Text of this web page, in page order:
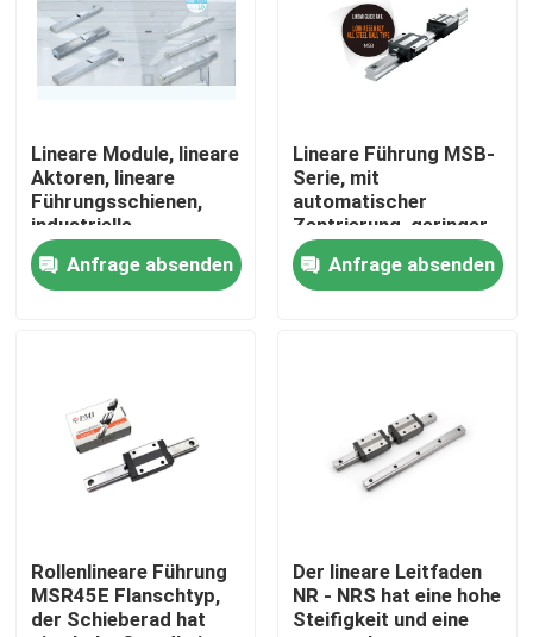
Produkte
Fabrik Tour
Qualitätskontrolle
Nachrichten
Bürodrucker
Ballschraubgetriebe
Lineare Module, lineare
Aktoren, lineare
Führungsschienen,
industrielle
Automatisierung
Anfrage absenden
Lineare Führung MSB-
Serie, mit
automatischer
Zentrierung, geringer
Geräuschbelastung
und austauschbaren
Eigenschaften.
Anfrage absenden
Rollenlineare Führung
MSR45E Flanschtyp,
der Schieberad hat
Der lineare Leitfaden
NR - NRS hat eine hohe
Steifigkeit und eine